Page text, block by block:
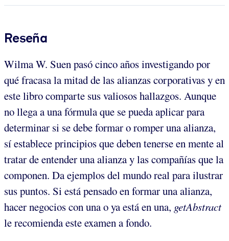
Reseña
Wilma W. Suen pasó cinco años investigando por
qué fracasa la mitad de las alianzas corporativas y en
este libro comparte sus valiosos hallazgos. Aunque
no llega a una fórmula que se pueda aplicar para
determinar si se debe formar o romper una alianza,
sí establece principios que deben tenerse en mente al
tratar de entender una alianza y las compañías que la
componen. Da ejemplos del mundo real para ilustrar
sus puntos. Si está pensado en formar una alianza,
hacer negocios con una o ya está en una, getAbstract
le recomienda este examen a fondo.